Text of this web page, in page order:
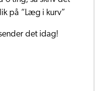
på “Læg i kurv”
det idag!